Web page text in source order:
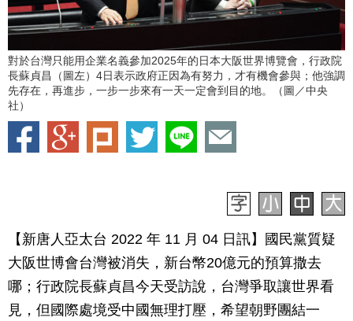
對於台灣只能用企業名義參加2025年的日本大阪世界博覽會，行政院
長蘇貞昌（圖左）4日表示政府正因為有努力，才有機會參與；他強調
先存在，再進步，一步一步來有一天一定會到目的地。（圖／中央
社）
【新唐人亞太台 2022 年 11 月 04 日訊】國民黨質疑
大阪世博會台灣被消失，新台幣20億元的預算撒去
哪；行政院長蘇貞昌今天受訪說，台灣爭取讓世界看
見，但國際處境受中國無理打壓，希望朝野團結一